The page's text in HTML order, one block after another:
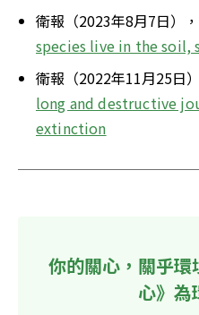
衛報（2023年8月7日），
species live in the soil,
衛報（2022年11月25日）
long and destructive
extinction
你的關心，關乎
心》為